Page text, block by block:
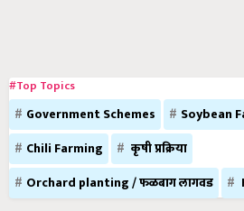
#Top Topics
Government Schemes Soybean
Chili Farming
कृषी प्रक्रिया
Orchard planting / फळबाग लागवड